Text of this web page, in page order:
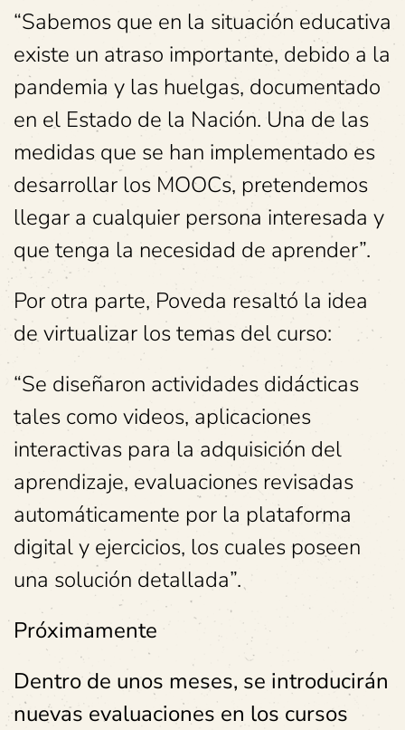
“Sabemos que en la situación educativa
existe un atraso importante, debido a la
pandemia y las huelgas, documentado
en el Estado de la Nación. Una de las
medidas que se han implementado es
desarrollar los MOOCs, pretendemos
llegar a cualquier persona interesada y
que tenga la necesidad de aprender”.
Por otra parte, Poveda resaltó la idea
de virtualizar los temas del curso:
“Se diseñaron actividades didácticas
tales como videos, aplicaciones
interactivas para la adquisición del
aprendizaje, evaluaciones revisadas
automáticamente por la plataforma
digital y ejercicios, los cuales poseen
una solución detallada”.
Próximamente
Dentro de unos meses, se introducirán
nuevas evaluaciones en los cursos